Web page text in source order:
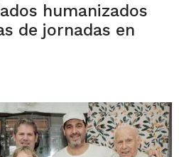
humanizados
de jornadas en